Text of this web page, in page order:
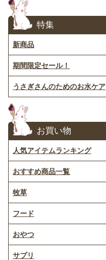
特集
新商品
期間限定セール！
うさぎさんのためのお水ケア
お買い物
人気アイテムランキング
おすすめ商品一覧
牧草
フード
おやつ
サプリ